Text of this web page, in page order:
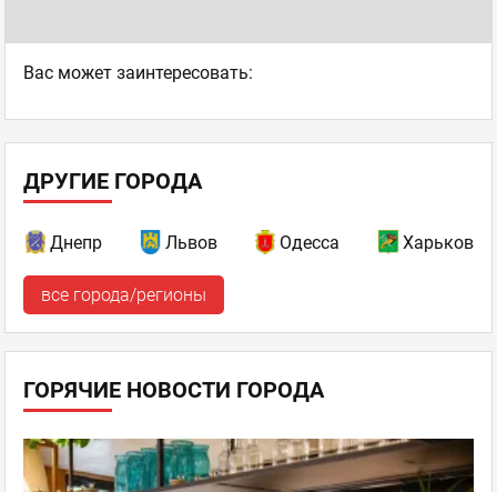
Ваc может заинтересовать:
ДРУГИЕ ГОРОДА
Днепр Львов Одесса Харьков
все города/регионы
ГОРЯЧИЕ НОВОСТИ ГОРОДА